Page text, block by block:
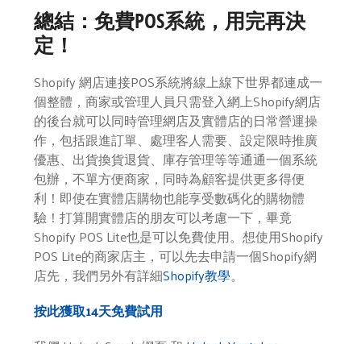
總結：免費POS系統，用完再決
定！
Shopify 網店連接POS系統將線上線下世界都連成一
個整體，商家或管理人員只需登入網上Shopify網店
的後台就可以同時管理網店及實體店的日常營運操
作，包括跟進訂單、處理客人需要、設定限時推廣
優惠、出貨換貨退貨、庫存管理等等通通一個系統
包辦，不單方便商家，同時為顧客提供更多得便
利！即使在實體店購物也能享受數碼化的購物體
驗！打算開實體店的朋友可以考慮一下，畢竟
Shopify POS Lite也是可以免費使用。想使用Shopify
POS Lite的商家店主，可以先去申請一個Shopify網
店先，我們另外有詳細Shopify教學。
按此獲取14天免費試用